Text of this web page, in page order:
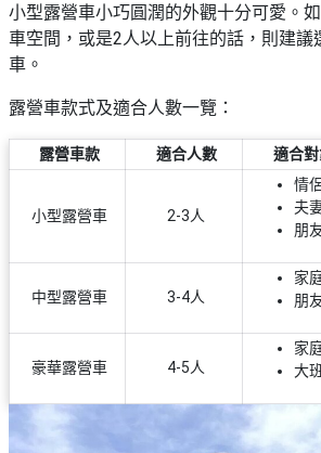
小型露營車小巧圓潤的外觀十分可愛。
車空間，或是2人以上前往的話，則建議
車。
露營車款式及適合人數一覽：
露營車款 適合人數 適合
小型露營車 2-3人
情
夫
朋
中型露營車 3-4人
家
朋
豪華露營車 4-5人
家
大